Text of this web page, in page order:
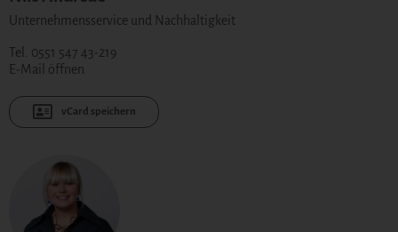
Unternehmensservice und Nachhaltigkeit
Tel. 0551 547 43-219
E-Mail öffnen
vCard speichern